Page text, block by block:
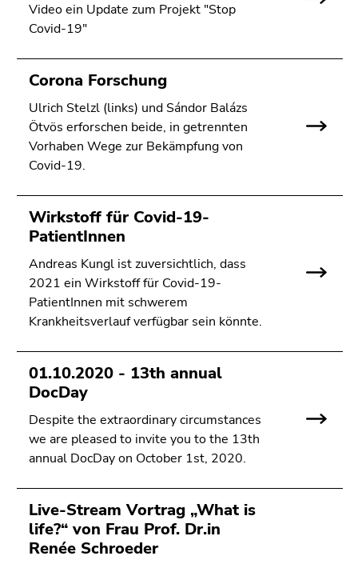
Video ein Update zum Projekt "Stop
Covid-19"
Corona Forschung
Ulrich Stelzl (links) und Sándor Balázs
Ötvös erforschen beide, in getrennten
Vorhaben Wege zur Bekämpfung von
Covid-19.
Wirkstoff für Covid-19-
PatientInnen
Andreas Kungl ist zuversichtlich, dass
2021 ein Wirkstoff für Covid-19-
PatientInnen mit schwerem
Krankheitsverlauf verfügbar sein könnte.
01.10.2020 - 13th annual
DocDay
Despite the extraordinary circumstances
we are pleased to invite you to the 13th
annual DocDay on October 1st, 2020.
Live-Stream Vortrag „What is
life?“ von Frau Prof. Dr.in
Renée Schroeder